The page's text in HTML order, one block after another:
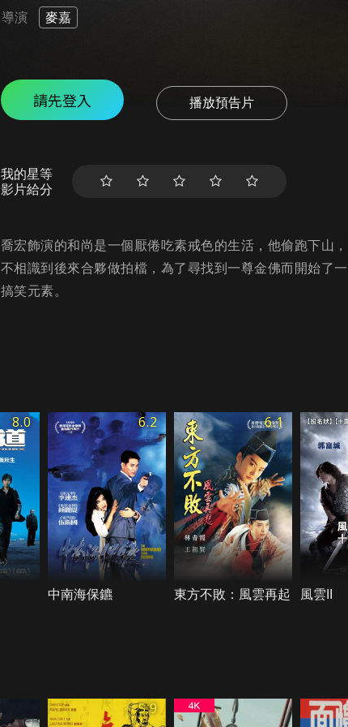
導演 麥嘉
請先登入 播放預告片
我的星等
影片給分
喬宏飾演的和尚是一個厭倦吃素戒色的生活，他偷跑下山
不相識到後來合夥做拍檔，為了尋找到一尊金佛而開始了
搞笑元素。
8.0 6.2
中南海保鑣
6.1
東方不敗：風雲再起 風雲II
5.9